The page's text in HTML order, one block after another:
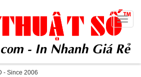
- Since 2006
Toggle